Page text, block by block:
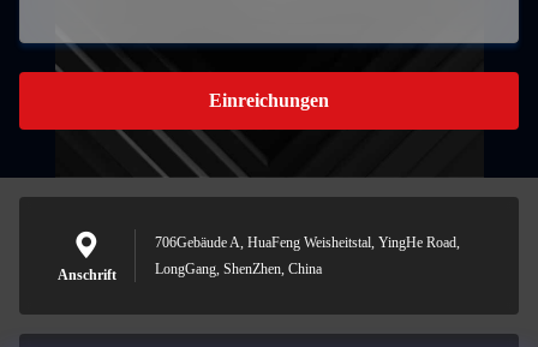
Einreichungen
Anschrift
706Gebäude A, HuaFeng Weisheitstal, YingHe Road,
LongGang, ShenZhen, China